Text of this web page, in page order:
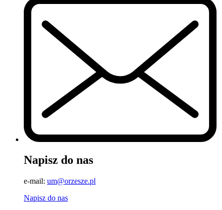
Napisz do nas
e-mail: um@orzesze.pl
Napisz do nas